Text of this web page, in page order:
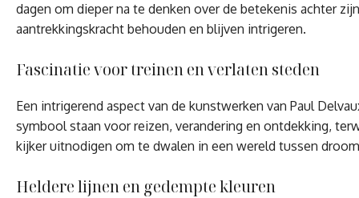
dagen om dieper na te denken over de betekenis achter
aantrekkingskracht behouden en blijven intrigeren.
Fascinatie voor treinen en verlaten steden
Een intrigerend aspect van de kunstwerken van Paul
symbool staan voor reizen, verandering en ontdekking,
kijker uitnodigen om te dwalen in een wereld tussen
Heldere lijnen en gedempte kleuren